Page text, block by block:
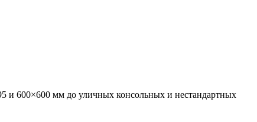
и 600×600 мм до уличных консольных и нестандартных